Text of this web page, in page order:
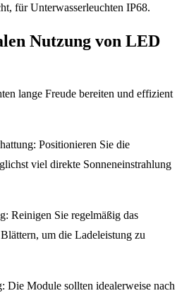
für Unterwasserleuchten IP68.
Nutzung von LED
lange Freude bereiten und effizient
Positionieren Sie die
viel direkte Sonneneinstrahlung
Reinigen Sie regelmäßig das
um die Ladeleistung zu
Die Module sollten idealerweise nach